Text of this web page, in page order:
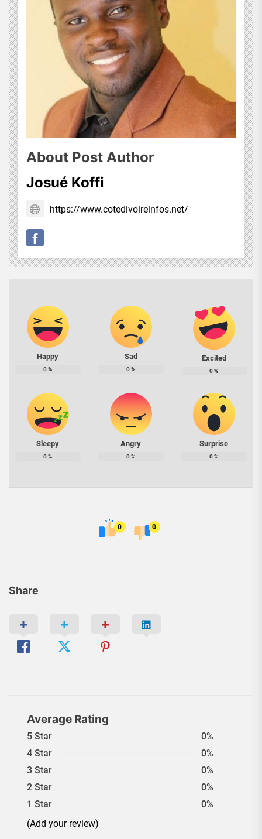
Share
About Post Author
Josué Koffi
https://www.cotedivoireinfos.net/
Happy
0%
Sad
0%
Excited
0%
Sleepy
0%
Angry
0%
Surprise
0%
0 0
Average Rating
5 Star
0%
4 Star
0%
3 Star
0%
2 Star
0%
1 Star
0%
(Add your review)